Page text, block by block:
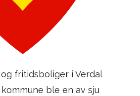
fritidsboliger i Verdal
ble en av sju